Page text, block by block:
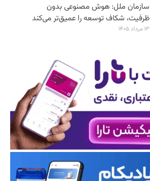
سازمان ملل: هوش مصنوعی بدون
ظرفیت، شکاف توسعه را عمیق‌تر می‌کند
۱۳ مرداد ۱۴۰۵